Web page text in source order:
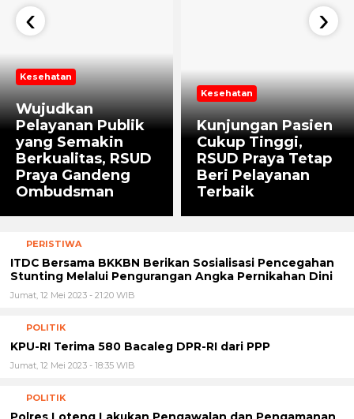
Kesehatan
Wujudkan
Pelayanan Publik
yang Semakin
Berkualitas, RSUD
Praya Gandeng
Ombudsman
Kesehatan
Kunjungan Pasien
Cukup Tinggi,
RSUD Praya Tetap
Beri Pelayanan
Terbaik
‹ ›
PERISTIWA
ITDC Bersama BKKBN Berikan Sosialisasi Pencegahan
Stunting Melalui Pengurangan Angka Pernikahan Dini
Jumat, 12 Mei 2023 - 21:20 WIB
POLITIK
KPU-RI Terima 580 Bacaleg DPR-RI dari PPP
Jumat, 12 Mei 2023 - 18:35 WIB
POLITIK